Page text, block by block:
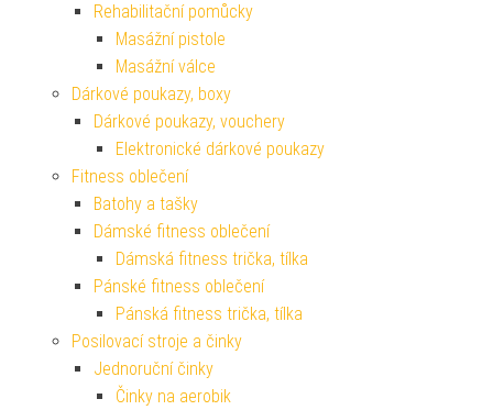
Rehabilitační pomůcky
Masážní pistole
Masážní válce
Dárkové poukazy, boxy
Dárkové poukazy, vouchery
Elektronické dárkové poukazy
Fitness oblečení
Batohy a tašky
Dámské fitness oblečení
Dámská fitness trička, tílka
Pánské fitness oblečení
Pánská fitness trička, tílka
Posilovací stroje a činky
Jednoruční činky
Činky na aerobik